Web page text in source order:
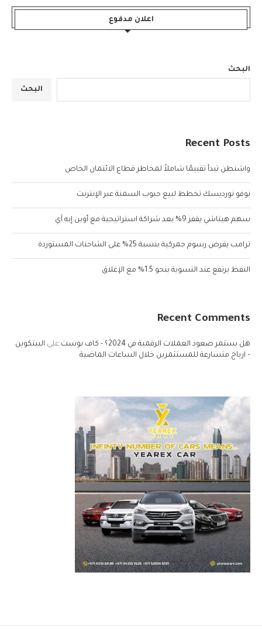
اعلان مدفوع
البحث
البحث
Recent Posts
واشنطن تبدأ تقييمًا شاملاً لمخاطر قطاع الائتمان الخاص
نوفو نورديسك تخطط لبيع حبوب السمنة عبر الإنترنت
سهم هيتاشي يقفز 9% بعد شراكة استراتيجية مع أوبن إيه آي
ترامب يفرض رسوم جمركية بنسبة 25% على الشاحنات المستوردة
النفط يرتفع عند التسوية بنحو 1.5% مع الإغلاق
Recent Comments
هل يستمر صعود العملات الرقمية في 2024؟ - كاف بوست على البيتكوين
– ارباح متسارعة للمستثمرين خلال الساعات الماضية